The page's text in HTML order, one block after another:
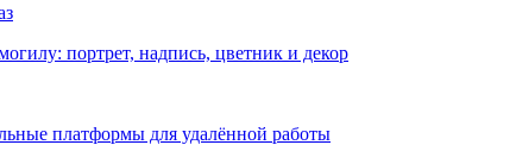
портрет, надпись, цветник и декор
платформы для удалённой работы